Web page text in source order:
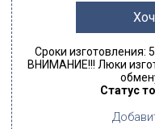
Сроки изготовления:
ВНИМАНИЕ!!! Люки
Статус